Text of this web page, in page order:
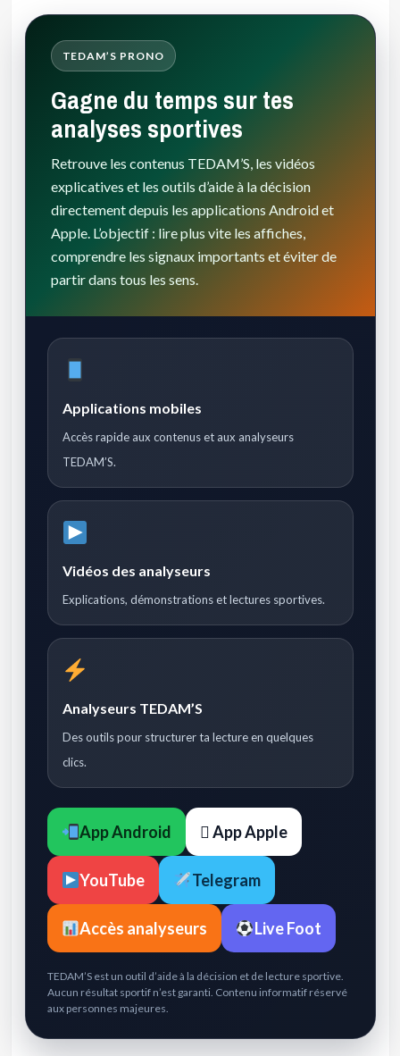
TEDAM’S PRONO
Gagne du temps sur tes
analyses sportives
Retrouve les contenus TEDAM’S, les vidéos
explicatives et les outils d’aide à la décision
directement depuis les applications Android et
Apple. L’objectif : lire plus vite les affiches,
comprendre les signaux importants et éviter de
partir dans tous les sens.
Applications mobiles
Accès rapide aux contenus et aux analyseurs
TEDAM’S.
Vidéos des analyseurs
Explications, démonstrations et lectures sportives.
Analyseurs TEDAM’S
Des outils pour structurer ta lecture en quelques
clics.
App Android  App Apple
YouTube Telegram
Accès analyseurs Live Foot
TEDAM’S est un outil d’aide à la décision et de lecture sportive.
Aucun résultat sportif n’est garanti. Contenu informatif réservé
aux personnes majeures.